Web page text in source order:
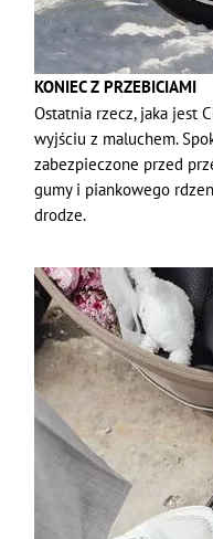
KONIEC Z PRZEBICIAMI
Ostatnia rzecz, jaka jest
wyjściu z maluchem.
zabezpieczone przed
gumy i piankowego
drodze.